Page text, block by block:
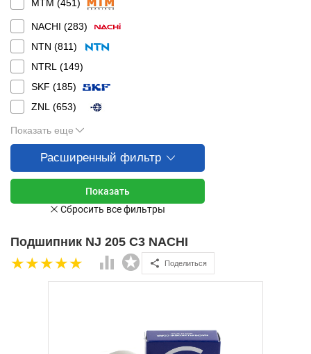
MTM (451)
NACHI (283)
NTN (811)
NTRL (149)
SKF (185)
ZNL (653)
Показать еще
Расширенный фильтр
Подшипник NJ 205 C3 NACHI
Поделиться